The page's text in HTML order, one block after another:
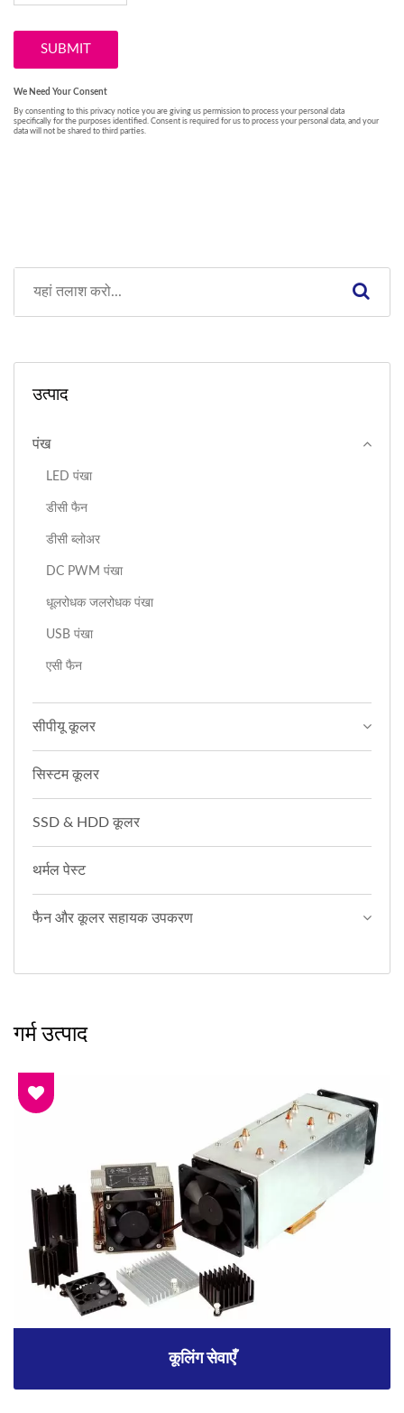
उत्पाद
पंख
LED पंखा
डीसी फैन
डीसी ब्लोअर
DC PWM पंखा
धूलरोधक जलरोधक पंखा
USB पंखा
एसी फैन
सीपीयू कूलर
सिस्टम कूलर
SSD & HDD कूलर
थर्मल पेस्ट
फैन और कूलर सहायक उपकरण
गर्म उत्पाद
कूलिंग सेवाएँ